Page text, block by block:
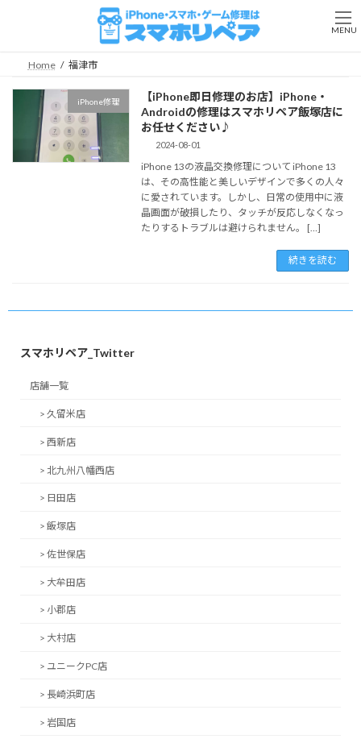
Home 福津市
iPhone修理
【iPhone即日修理のお店】iPhone・
Androidの修理はスマホリペア飯塚店に
お任せください♪
2024-08-01
iPhone 13の液晶交換修理について iPhone 13
は、その高性能と美しいデザインで多くの人々
に愛されています。しかし、日常の使用中に液
晶画面が破損したり、タッチが反応しなくなっ
たりするトラブルは避けられません。 […]
続きを読む
スマホリペア_Twitter
店舗一覧
> 久留米店
> 西新店
> 北九州八幡西店
> 日田店
> 飯塚店
> 佐世保店
> 大牟田店
> 小郡店
> 大村店
> ユニークPC店
> 長崎浜町店
> 岩国店
MENU